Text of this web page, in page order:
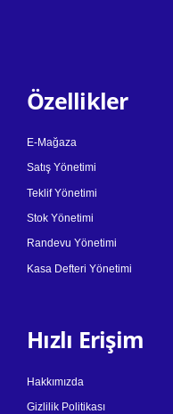
Özellikler
E-Mağaza
Satış Yönetimi
Teklif Yönetimi
Stok Yönetimi
Randevu Yönetimi
Kasa Defteri Yönetimi
Hızlı Erişim
Hakkımızda
Gizlilik Politikası